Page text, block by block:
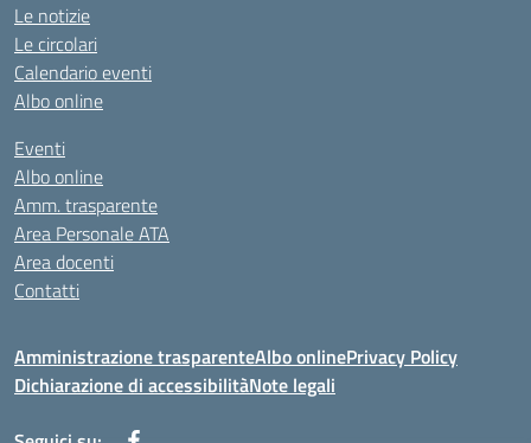
Le notizie
Le circolari
Calendario eventi
Albo online
Eventi
Albo online
Amm. trasparente
Area Personale ATA
Area docenti
Contatti
Amministrazione trasparenteAlbo onlinePrivacy Policy
Dichiarazione di accessibilitàNote legali